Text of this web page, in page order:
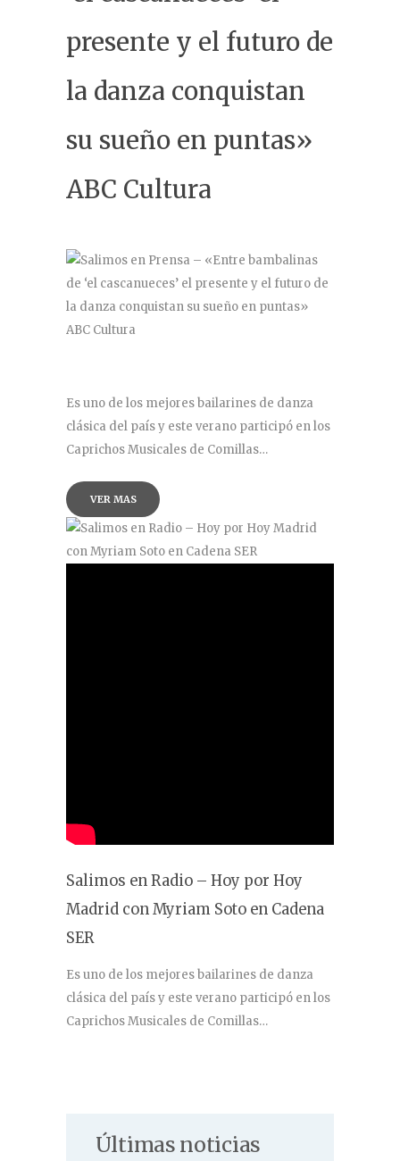
presente y el futuro de
la danza conquistan
su sueño en puntas»
ABC Cultura
Es uno de los mejores bailarines de danza
clásica del país y este verano participó en los
Caprichos Musicales de Comillas…
VER MAS
Salimos en Radio – Hoy por Hoy
Madrid con Myriam Soto en Cadena
SER
Es uno de los mejores bailarines de danza
clásica del país y este verano participó en los
Caprichos Musicales de Comillas…
Últimas noticias